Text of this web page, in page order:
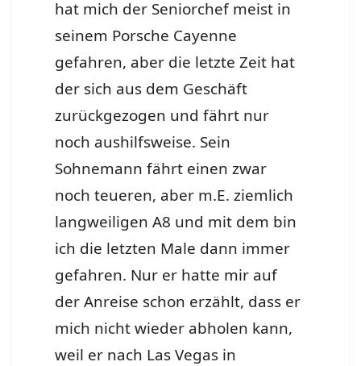
hat mich der Seniorchef meist in
seinem Porsche Cayenne
gefahren, aber die letzte Zeit hat
der sich aus dem Geschäft
zurückgezogen und fährt nur
noch aushilfsweise. Sein
Sohnemann fährt einen zwar
noch teueren, aber m.E. ziemlich
langweiligen A8 und mit dem bin
ich die letzten Male dann immer
gefahren. Nur er hatte mir auf
der Anreise schon erzählt, dass er
mich nicht wieder abholen kann,
weil er nach Las Vegas in